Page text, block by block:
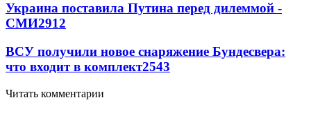
Украина поставила Путина перед дилеммой -
СМИ2912
ВСУ получили новое снаряжение Бундесвера:
что входит в комплект2543
Читать комментарии